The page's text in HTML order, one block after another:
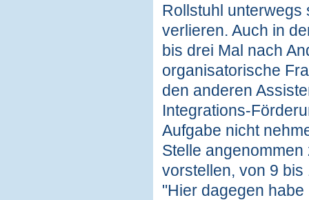
Rollstuhl unterwegs
verlieren. Auch in
bis drei Mal nach
organisatorische
den anderen
Integrations-
Aufgabe nicht
Stelle
vorstellen, von 9
"Hier dagegen